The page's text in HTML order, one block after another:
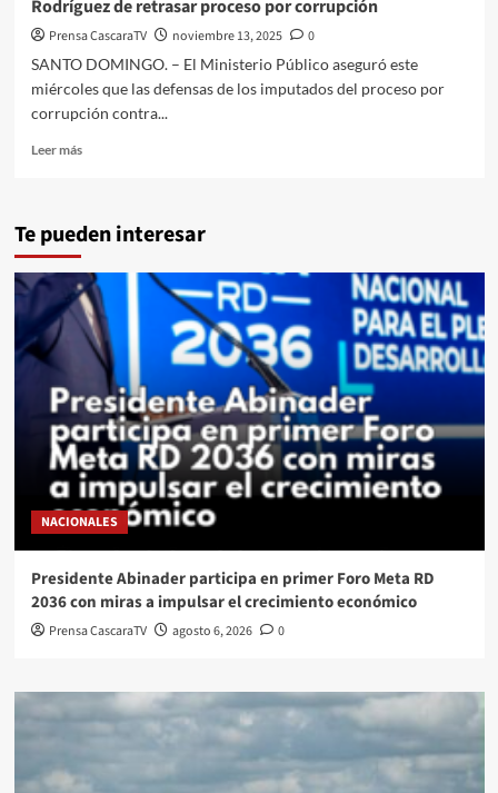
Rodríguez de retrasar proceso por corrupción
Prensa CascaraTV noviembre 13, 2025
0
SANTO DOMINGO. – El Ministerio Público aseguró este
miércoles que las defensas de los imputados del proceso por
corrupción contra...
Leer más
Te pueden interesar
NACIONALES
Presidente Abinader participa en primer Foro Meta RD
2036 con miras a impulsar el crecimiento económico
Prensa CascaraTV agosto 6, 2026 0